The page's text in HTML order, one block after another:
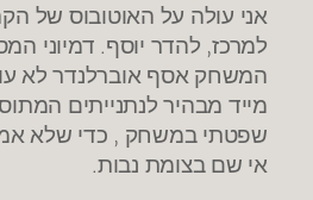
אני עולה על האוטובוס של
למרכז, להדר יוסף. דמיוני
המשחק אסף אוברלנדר לא
מייד מבהיר לנתנייתים
שפטתי במשחק , כדי שלא
אי שם בצומת נבות.